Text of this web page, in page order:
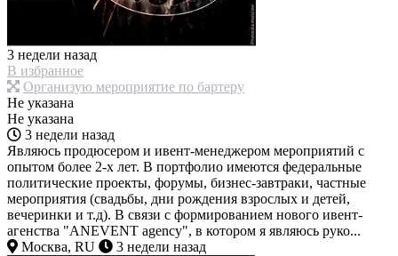
3 недели назад
В избранное
Организую мероприятие по бартеру
Не указана
Не указана
3 недели назад
Являюсь продюсером и ивент-менеджером мероприятий с
опытом более 2-х лет. В портфолио имеются федеральные
политические проекты, форумы, бизнес-завтраки, частные
мероприятия (свадьбы, дни рождения взрослых и детей,
вечеринки и т.д). В связи с формированием нового ивент-
агенства "ANEVENT agency", в котором я являюсь руко...
Москва, RU
3 недели назад